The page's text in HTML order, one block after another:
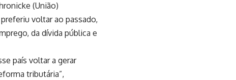
(União)
voltar ao passado,
da dívida pública e
país voltar a gerar
tributária”,